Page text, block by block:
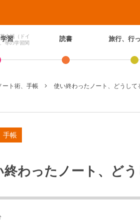
習
会話（ドイ
等の学習関
読書 旅行、行
ート術、手帳 使い終わったノート、どうして
手帳
終わったノート、どう